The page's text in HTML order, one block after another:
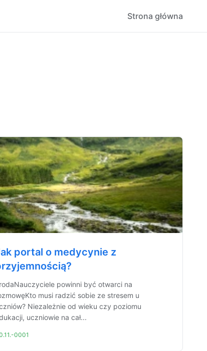
Strona główna
portal o medycynie z
powinni być otwarci na
musi radzić sobie ze stresem u
Niezależnie od wieku czy poziomu
uczniowie na cał...
0001